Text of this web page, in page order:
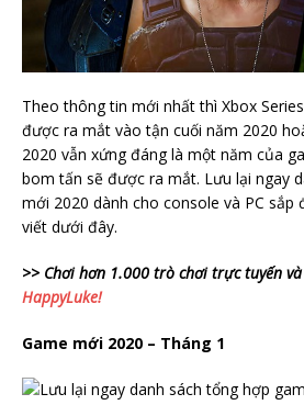
Theo thông tin mới nhất thì Xbox
được ra mắt vào tận cuối năm 2020
2020 vẫn xứng đáng là một năm của
bom tấn sẽ được ra mắt. Lưu lại ngay
mới 2020 dành cho console và PC
viết dưới đây.
>> Chơi hơn 1.000 trò chơi trực tuyến và
HappyLuke!
Game mới 2020 – Tháng 1